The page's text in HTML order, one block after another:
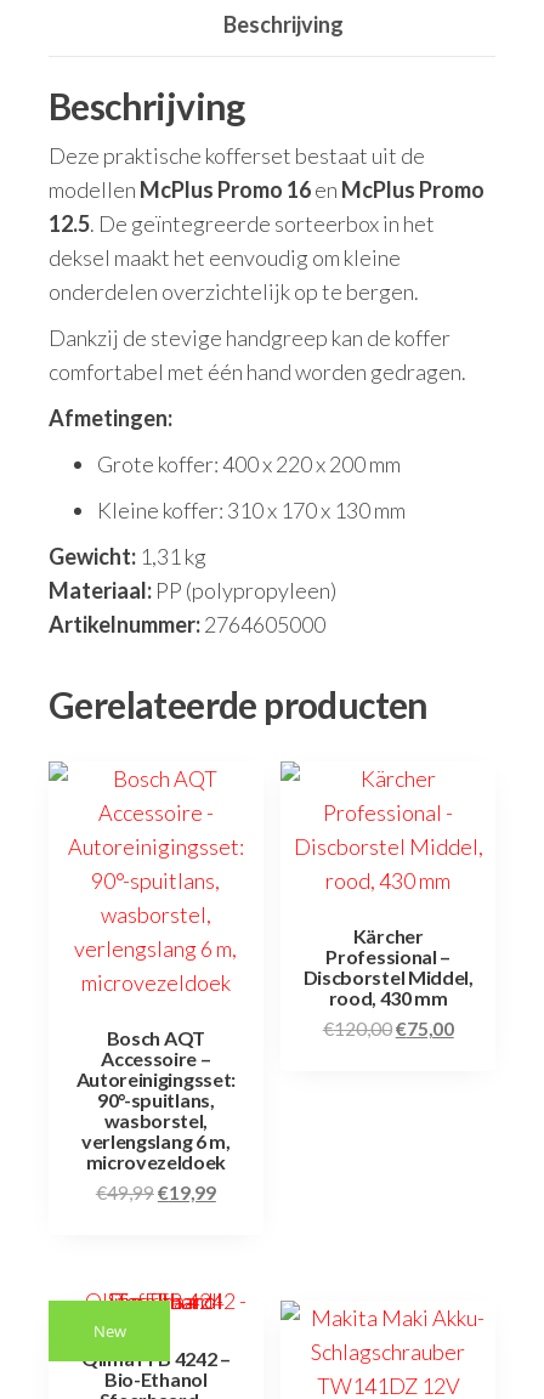
Beschrijving
Beschrijving
Deze praktische kofferset bestaat uit de
modellen McPlus Promo 16en McPlus Promo
12.5. De geïntegreerde sorteerbox in het
deksel maakt het eenvoudig om kleine
onderdelen overzichtelijk op te bergen.
Dankzij de stevige handgreep kan de koffer
comfortabel met één hand worden gedragen.
Afmetingen:
Grote koffer: 400 x 220 x 200 mm
Kleine koffer: 310 x 170 x 130 mm
Gewicht: 1,31 kg
Materiaal: PP (polypropyleen)
Artikelnummer:2764605000
Gerelateerde producten
Bosch AQT
Accessoire –
Autoreinigingsset:
90°-spuitlans,
wasborstel,
verlengslang 6 m,
microvezeldoek
€49,99€19,99
Kärcher
Professional –
Discborstel Middel,
rood, 430 mm
€120,00€75,00
New
Qlima FFB 4242 –
Bio-Ethanol